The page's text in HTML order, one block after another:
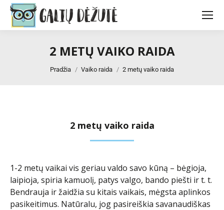
2 METŲ VAIKO RAIDA
You are here:
Pradžia Vaiko raida 2 metų vaiko raida
2 metų vaiko raida
1-2 metų vaikai vis geriau valdo savo kūną – bėgioja,
laipioja, spiria kamuolį, patys valgo, bando piešti ir t. t.
Bendrauja ir žaidžia su kitais vaikais, mėgsta aplinkos
pasikeitimus. Natūralu, jog pasireiškia savanaudiškas